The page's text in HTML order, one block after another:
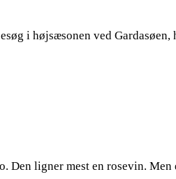
i højsæsonen ved Gardasøen,
ligner mest en rosevin. Men